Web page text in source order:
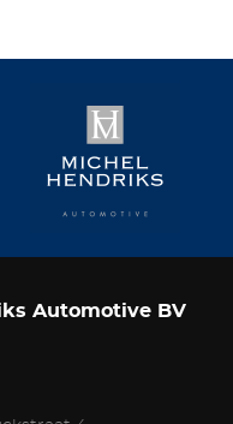
Automotive BV